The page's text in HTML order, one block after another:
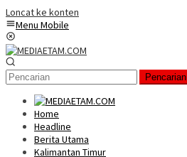
Loncat ke konten
Menu Mobile
Pencarian
Home
Headline
Berita Utama
Kalimantan Timur